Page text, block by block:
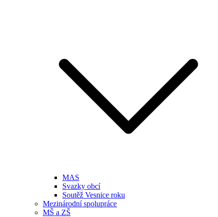
MAS
Svazky obcí
Soutěž Vesnice roku
Mezinárodní spolupráce
MŠ a ZŠ